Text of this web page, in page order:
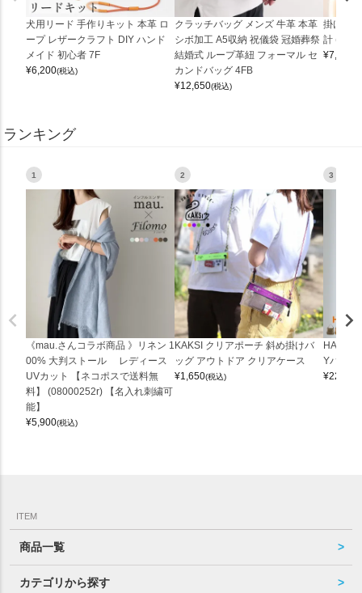
犬用リード 手作りキット 本革 ロ
ープ レザークラフト DIY ハンド
メイド 初心者 7F
¥6,200(税込)
クラッチバッグ メンズ 牛革 本革
シボ加工 A5収納 祝儀袋 冠婚葬祭
結婚式 ループ革紐 フォーマル セ
カンドバッグ 4FB
¥12,650(税込)
掛け時
計
¥7,150
ランキング
1
《mau.さんコラボ商品 》リネン 1
00% 大判ストール レディース
UVカット 【ネコポスで送料無
料】 (08000252r) 【名入れ刺繍可
能】
¥5,900(税込)
2
KAKSI クリアポーチ 斜め掛けバ
ッグ アウトドア クリアケース
¥1,650(税込)
3
Yバッグ
¥22,000
ITEM
商品一覧
カテゴリから探す